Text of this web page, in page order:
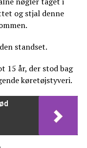
og stjal denne
standset.
15 år, der stod bag
køretøjstyveri.